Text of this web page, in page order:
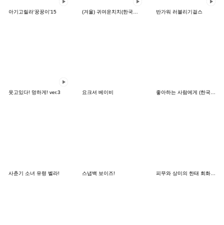
아기고릴라'꿍꿍이'15 반가워 러블리기걸스
웃고있다! 멍하게! ver.3 요크셔 베이비 좋아하는 사람에게 (한국어-일본어)
사춘기 소녀 유령 벨라! 스냅백 보이즈! 피무와 상미의 한태 회화 이모티콘_1